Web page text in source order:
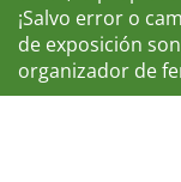
¡Salvo error o
de exposición
organizador de